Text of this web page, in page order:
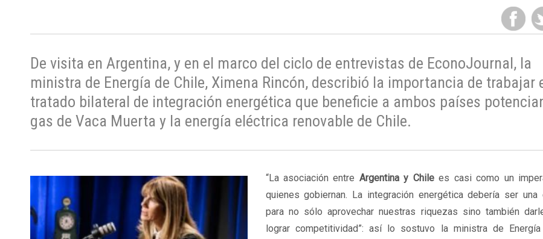
De visita en Argentina, y en el marco del ciclo de entrevistas de EconoJournal, la
ministra de Energía de Chile, Ximena Rincón, describió la importancia de trabajar
tratado bilateral de integración energética que beneficie a ambos países
gas de Vaca Muerta y la energía eléctrica renovable de Chile.
“La asociación entre Argentina y Chilees casi como un
quienes gobiernan. La integración energética debería ser una
para no sólo aprovechar nuestras riquezas sino también
lograr competitividad”: así lo sostuvo la ministra de